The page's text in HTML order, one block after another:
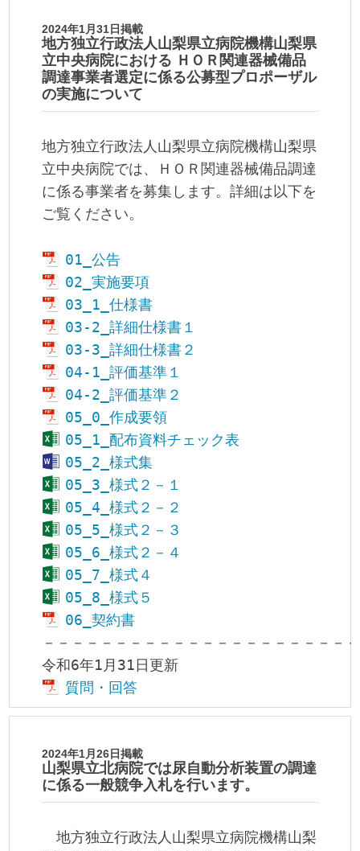
2024年1月31日掲載
地方独立行政法人山梨県立病院機構山梨県
立中央病院における ＨＯＲ関連器械備品
調達事業者選定に係る公募型プロポーザル
の実施について
地方独立行政法人山梨県立病院機構山梨県
立中央病院では、ＨＯＲ関連器械備品調達
に係る事業者を募集します。詳細は以下を
ご覧ください。
01_公告
02_実施要項
03_1_仕様書
03-2_詳細仕様書１
03-3_詳細仕様書２
04-1_評価基準１
04-2_評価基準２
05_0_作成要領
05_1_配布資料チェック表
05_2_様式集
05_3_様式２－１
05_4_様式２－２
05_5_様式２－３
05_6_様式２－４
05_7_様式４
05_8_様式５
06_契約書
－－－－－－－－－－－－－－－－－－－－－
質問・回答
2024年1月26日掲載
山梨県立北病院では尿自動分析装置の調達
に係る一般競争入札を行います。
地方独立行政法人山梨県立病院機構山梨